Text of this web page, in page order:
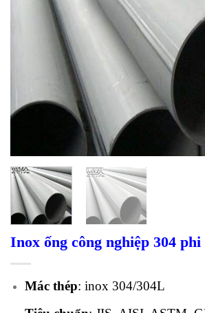
Inox ống công nghiệp 304 phi
Mác thép: inox 304/304L